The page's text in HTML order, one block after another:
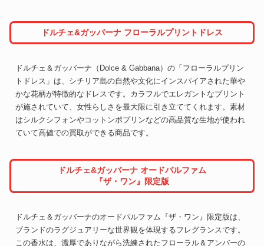
ドルチェ&ガッバーナ フローラルプリントドレス
ドルチェ＆ガッバーナ（Dolce & Gabbana）の「フローラルプリン
トドレス」は、シチリア島の自然や文化にインスパイアされた華や
かな花柄が特徴的なドレスです。カラフルでエレガントなプリント
が施されていて、女性らしさを最大限に引き立ててくれます。素材
はシルクシフォンやコットンポプリンなどの高品質な生地が使われ
ていて高値での買取ができる商品です。
ドルチェ&ガッバーナ オードパルファム
『ザ・ワン』限定版
ドルチェ＆ガッバーナのオードパルファム『ザ・ワン』限定版は、
ブランドのラグジュアリーな世界観を体現するフレグランスです。
この香水は、濃厚でありながら洗練されたフローラル＆アンバーの